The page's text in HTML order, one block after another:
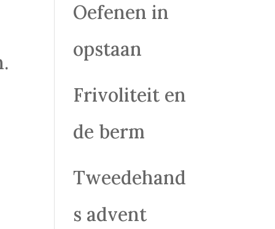
Oefenen in
opstaan
Frivoliteit en
de berm
Tweedehand
s advent